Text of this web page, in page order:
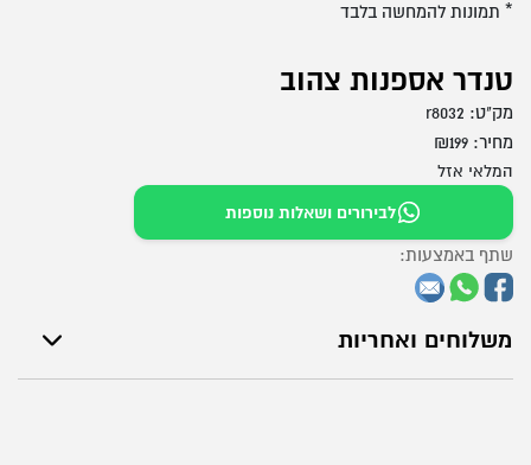
טנדר אספנות צהוב
מחיר: ₪199
המלאי אזל
מק"ט: r8032
לבירורים ושאלות נוספות
משלוחים ואחריות
שתף באמצעות:
* תמונות להמחשה בלבד